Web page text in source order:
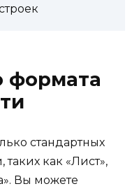
формата
стандартных
как «Лист»,
Вы можете